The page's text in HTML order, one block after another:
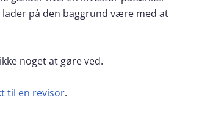
på den baggrund være med at
noget at gøre ved.
til en revisor.